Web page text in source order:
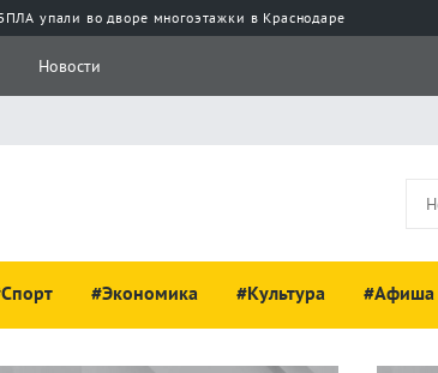
упали во дворе многоэтажки в Краснодаре
Новости
#Экономика #Культура #Афиша